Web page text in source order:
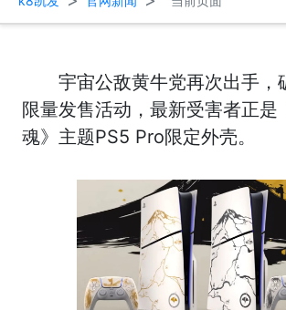
宇宙公敌黄牛党再次出手，
限量发售活动，最新受害者正是
魂》主题PS5 Pro限定外壳。